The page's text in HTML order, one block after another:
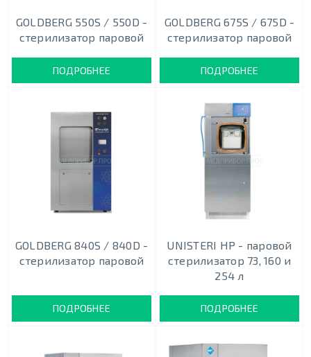
GOLDBERG 550S / 550D -
стерилизатор паровой
ПОДРОБНЕЕ
GOLDBERG 675S / 675D -
стерилизатор паровой
ПОДРОБНЕЕ
GOLDBERG 840S / 840D -
стерилизатор паровой
ПОДРОБНЕЕ
UNISTERI HP - паровой
стерилизатор 73, 160 и
254 л
ПОДРОБНЕЕ